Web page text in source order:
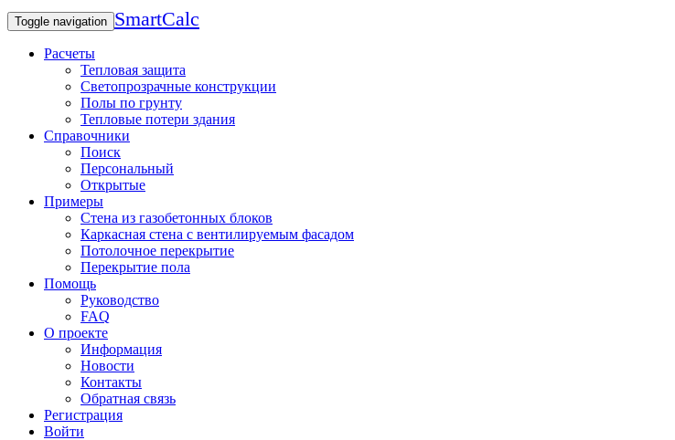
Toggle navigation SmartCalc
Расчеты
Тепловая защита
Светопрозрачные конструкции
Полы по грунту
Тепловые потери здания
Справочники
Поиск
Персональный
Открытые
Примеры
Стена из газобетонных блоков
Каркасная стена с вентилируемым фасадом
Потолочное перекрытие
Перекрытие пола
Помощь
Руководство
FAQ
О проекте
Информация
Новости
Контакты
Обратная связь
Регистрация
Войти